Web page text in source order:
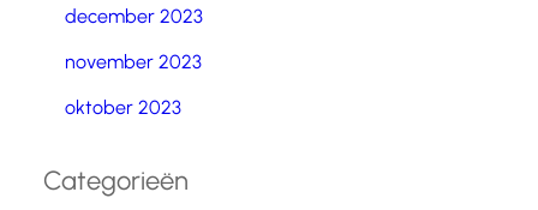
december 2023
november 2023
oktober 2023
Categorieën